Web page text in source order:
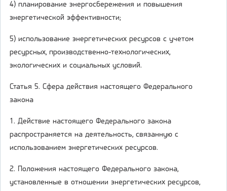
4) планирование энергосбережения и повышения
энергетической эффективности;
5) использование энергетических ресурсов с учетом
ресурсных, производственно-технологических,
экологических и социальных условий.
Статья 5. Сфера действия настоящего Федерального
закона
1. Действие настоящего Федерального закона
распространяется на деятельность, связанную с
использованием энергетических ресурсов.
2. Положения настоящего Федерального закона,
установленные в отношении энергетических ресурсов,